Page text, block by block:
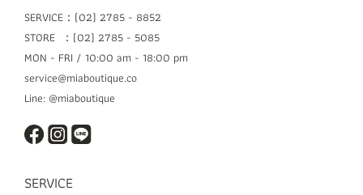
SERVICE：(02) 2785 - 8852
STORE ：(02) 2785 - 5085
MON - FRI / 10:00 am - 18:00 pm
service@miaboutique.co
Line: @miaboutique
SERVICE